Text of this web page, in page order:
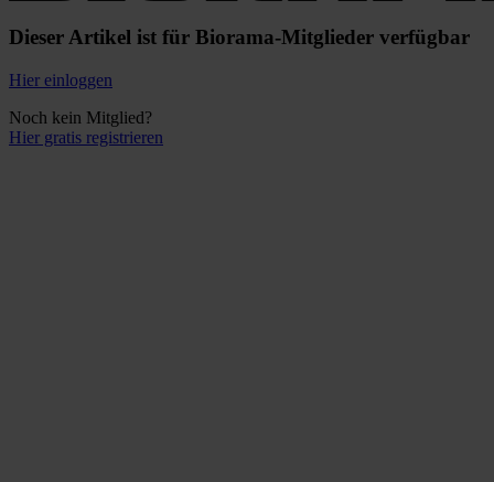
Dieser Artikel ist für Biorama-Mitglieder verfügbar
Hier einloggen
Noch kein Mitglied?
Hier gratis registrieren